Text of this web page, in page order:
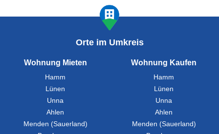
Orte im Umkreis
Wohnung Mieten
Hamm
Lünen
Unna
Ahlen
Menden (Sauerland)
Wohnung Kaufen
Hamm
Lünen
Unna
Ahlen
Menden (Sauerland)